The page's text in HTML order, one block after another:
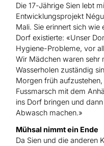
Die 17-Jährige Sien lebt
Entwicklungsprojekt
Mali. Sie erinnert sich wie
Dorf existierte: «Unser
Hygiene-Probleme, vor
Wir Mädchen waren sehr
Wasserholen zuständig
Morgen früh
Fussmarsch mit dem
ins Dorf bringen und
Abwasch machen.»
Mühsal nimmt ein Ende
Da Sien und die anderen